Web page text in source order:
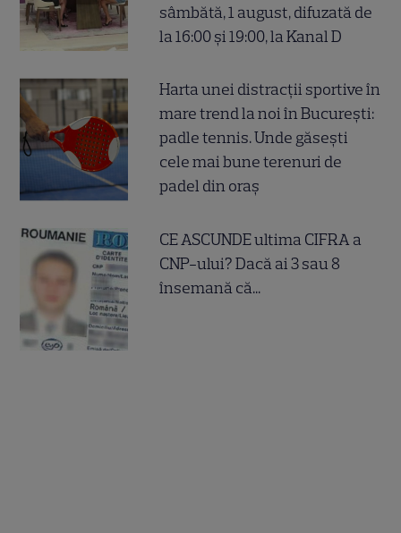
sâmbătă, 1 august, difuzată de
la 16:00 și 19:00, la Kanal D
Harta unei distracții sportive în
mare trend la noi în București:
padle tennis. Unde găsești
cele mai bune terenuri de
padel din oraș
CE ASCUNDE ultima CIFRA a
CNP-ului? Dacă ai 3 sau 8
însemană că...